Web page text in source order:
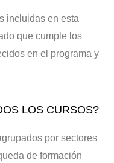
incluidas en esta
que cumple los
en el programa y
LOS CURSOS?
por sectores
de formación